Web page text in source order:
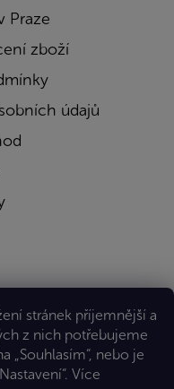
stránek příjemnější a
z nich potřebujeme
„Souhlasím“, nebo je
Více
Praze
zboží
údajů